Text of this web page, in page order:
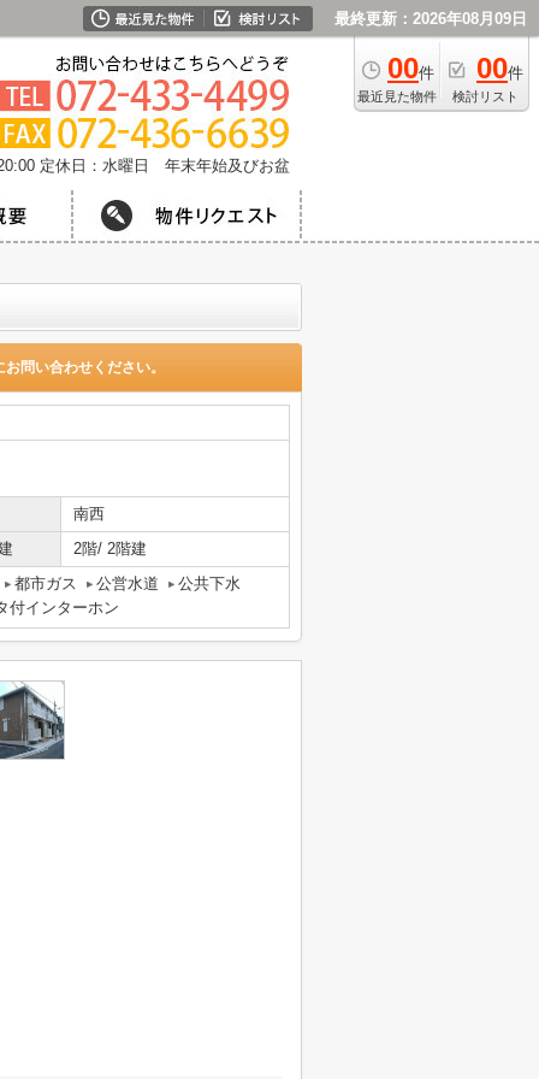
最終更新：2026年08月09日
00件
最近見た物件
00件
検討リスト
定休日：水曜日 年末年始及びお盆
問い合わせください。
南西
2階/ 2階建
都市ガス 公営水道
公共下水
付インターホン